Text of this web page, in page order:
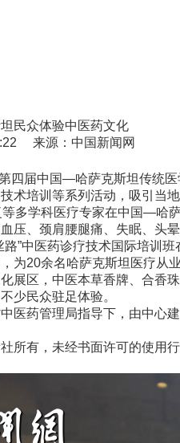
民众体验中医药文化
来源：中国新闻网
届中国—哈萨克斯坦传统医
术培训等系列活动，吸引当
学科医疗专家在中国—哈萨
压、颈肩腰腿痛、失眠、头
中医药诊疗技术国际培训班
为20余名哈萨克斯坦医疗从
区，中医本草香牌、合香珠
少民众驻足体验。
药管理局指导下，由中心建
所有，未经书面许可的使用